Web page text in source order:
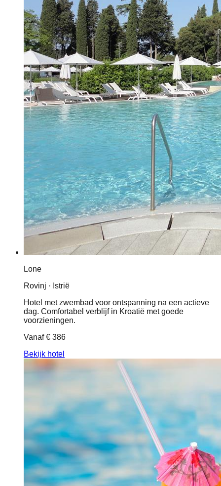
Lone
Rovinj · Istrië
Hotel met zwembad voor ontspanning na een actieve
dag. Comfortabel verblijf in Kroatië met goede
voorzieningen.
Vanaf€ 386
Bekijk hotel